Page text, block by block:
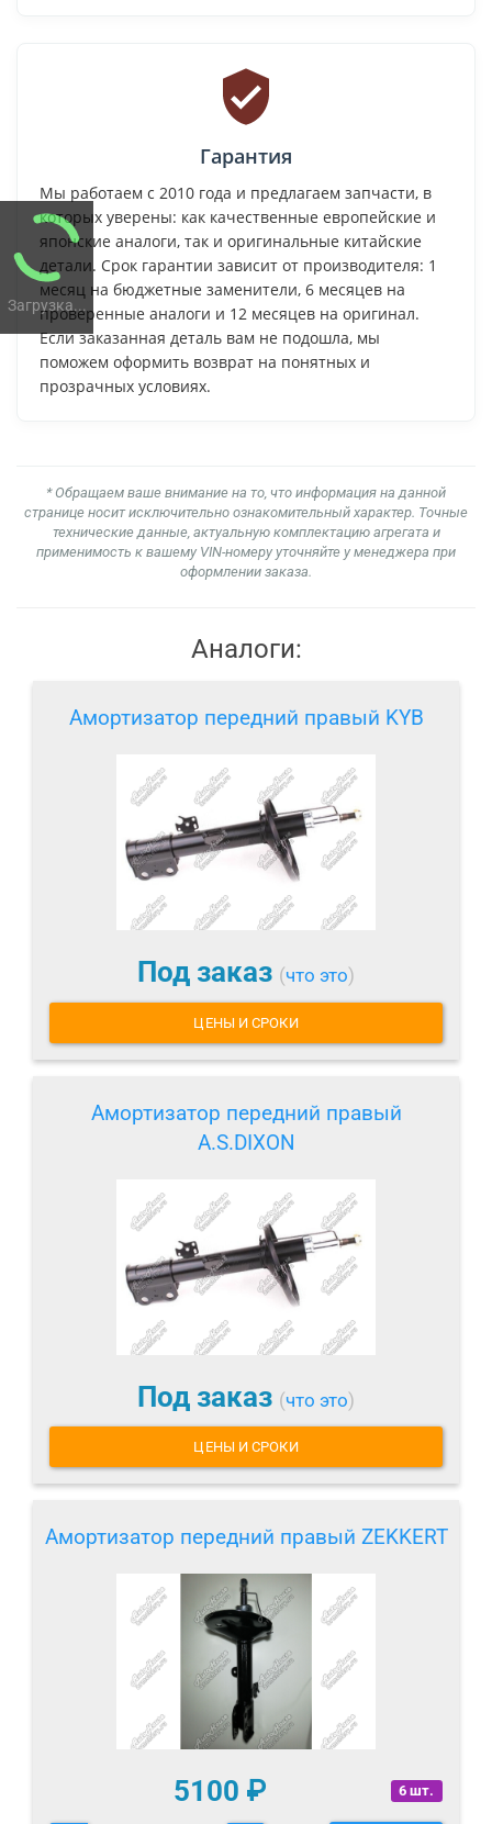
Загрузка...
Гарантия
Мы работаем с 2010 года и предлагаем запчасти, в
которых уверены: как качественные европейские и
японские аналоги, так и оригинальные китайские
детали. Срок гарантии зависит от производителя: 1
месяц на бюджетные заменители, 6 месяцев на
проверенные аналоги и 12 месяцев на оригинал.
Если заказанная деталь вам не подошла, мы
поможем оформить возврат на понятных и
прозрачных условиях.
* Обращаем ваше внимание на то, что информация на данной
странице носит исключительно ознакомительный характер. Точные
технические данные, актуальную комплектацию агрегата и
применимость к вашему VIN-номеру уточняйте у менеджера при
оформлении заказа.
Аналоги:
Амортизатор передний правый KYB
Под заказ (что это)
ЦЕНЫ И СРОКИ
Амортизатор передний правый
A.S.DIXON
Под заказ (что это)
ЦЕНЫ И СРОКИ
Амортизатор передний правый ZEKKERT
6 шт.
5100 ₽